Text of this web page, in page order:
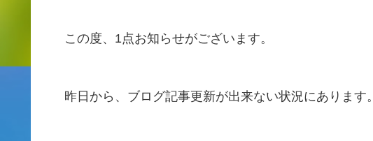
この度、1点お知らせがございます。
昨日から、ブログ記事更新が出来ない状況にあります。